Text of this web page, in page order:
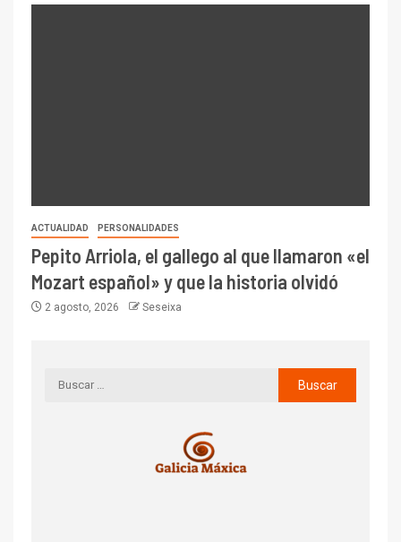
ACTUALIDAD PERSONALIDADES
Pepito Arriola, el gallego al que llamaron «el
Mozart español» y que la historia olvidó
2 agosto, 2026 Seseixa